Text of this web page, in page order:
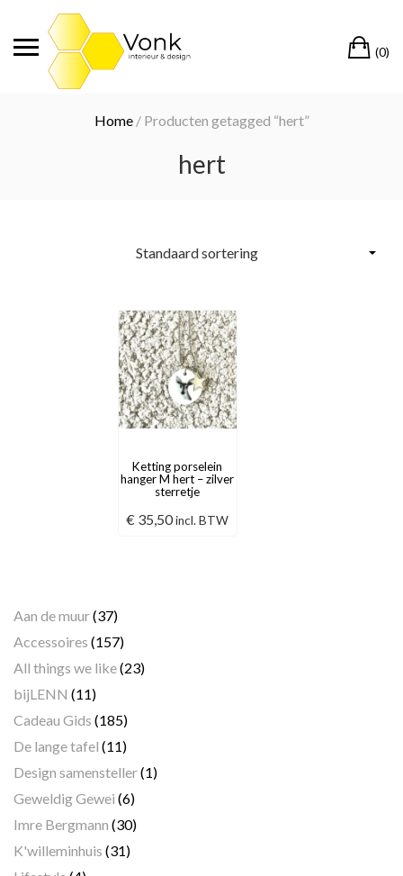
(0)
Home/ Producten getagged “hert”
hert
Ketting porselein
hanger M hert – zilver
sterretje
€ 35,50incl. BTW
Aan de muur(37)
Accessoires (157)
All things we like(23)
bijLENN (11)
Cadeau Gids (185)
De lange tafel (11)
Design samensteller(1)
Geweldig Gewei (6)
Imre Bergmann (30)
K'willeminhuis (31)